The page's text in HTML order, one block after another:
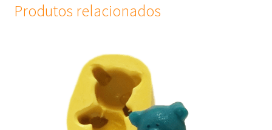
Produtos relacionados